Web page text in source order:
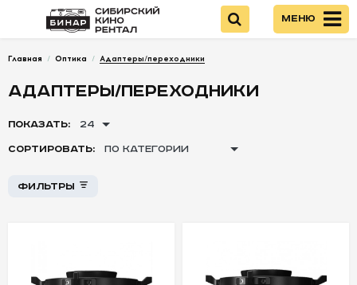
Войти
Объективы Sony
Меню
Главная / Оптика / Адаптеры/переходники
Стоимость
АДАПТЕРЫ/ПЕРЕХОДНИКИ
ПОКАЗАТЬ: 24
СОРТИРОВАТЬ: ПО КАТЕГОРИИ
Фильтры